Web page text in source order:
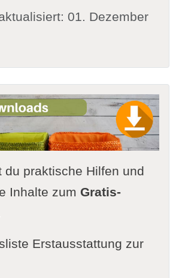
01. Dezember
du praktische Hilfen und
Inhalte zum Gratis-
Erstausstattung zur